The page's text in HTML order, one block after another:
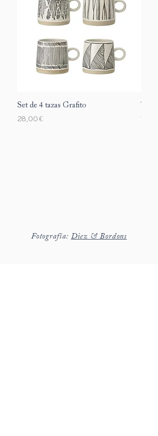
Set de 4 tazas Grafito
Precio
28,00 €
Taza
Precio
12,00
Fotografía: Diez & Bordons